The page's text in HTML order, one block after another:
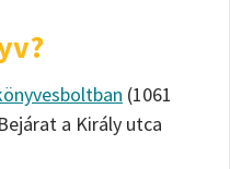
(1061
a Király utca